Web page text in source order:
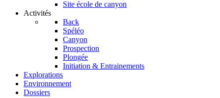
Site école de canyon
Activités
Back
Spéléo
Canyon
Prospection
Plongée
Initiation & Entrainements
Explorations
Environnement
Dossiers